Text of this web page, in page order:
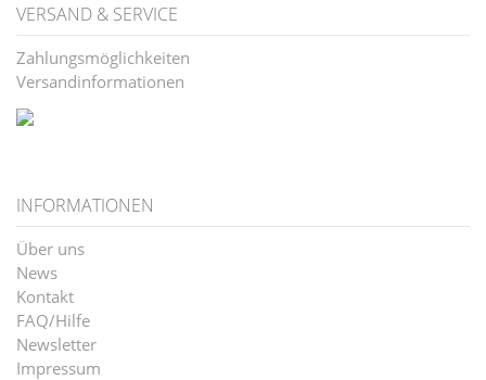
VERSAND & SERVICE
Zahlungsmöglichkeiten
Versandinformationen
INFORMATIONEN
Über uns
News
Kontakt
FAQ/Hilfe
Newsletter
Impressum